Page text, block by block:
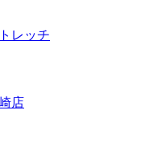
レッチ
店